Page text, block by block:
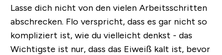
Lasse dich nicht von den vielen Arbeitsschritten
abschrecken. Flo verspricht, dass es gar nicht so
kompliziert ist, wie du vielleicht denkst - das
Wichtigste ist nur, dass das Eiweiß kalt ist, bevor